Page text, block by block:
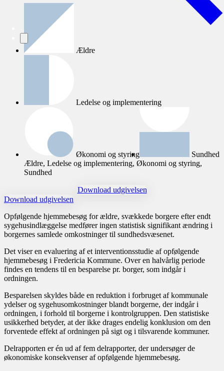
Ældre
Ledelse og implementering
Økonomi og styring
Sundhed
Ældre, Ledelse og implementering, Økonomi og styring,
Sundhed
Download udgivelsen
Download udgivelsen
Opfølgende hjemmebesøg for ældre, svækkede borgere efter endt
sygehusindlæggelse medfører ingen statistisk signifikant ændring i
borgernes samlede omkostninger til sundhedsvæsenet.
Det viser en evaluering af et interventionsstudie af opfølgende
hjemmebesøg i Fredericia Kommune. Over en halvårlig periode
findes en tendens til en besparelse pr. borger, som indgår i
ordningen.
Besparelsen skyldes både en reduktion i forbruget af kommunale
ydelser og sygehusomkostninger blandt borgerne, der indgår i
ordningen, i forhold til borgerne i kontrolgruppen. Den statistiske
usikkerhed betyder, at der ikke drages endelig konklusion om den
forventede effekt af ordningen på sigt og i tilsvarende kommuner.
Delrapporten er én ud af fem delrapporter, der undersøger de
økonomiske konsekvenser af opfølgende hjemmebesøg.